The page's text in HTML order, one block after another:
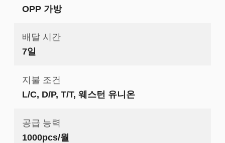
OPP 가방
배달 시간
7일
지불 조건
L/C, D/P, T/T, 웨스턴 유니온
공급 능력
1000pcs/월